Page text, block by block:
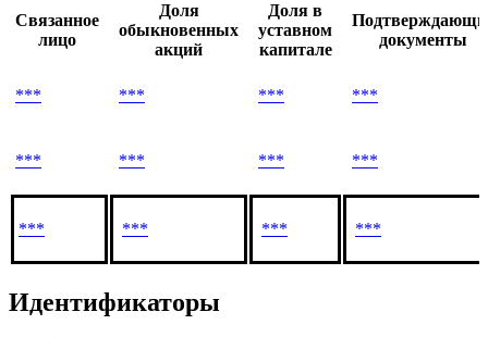
Связанное
лицо
Доля
обыкновенных
акций
Доля в
уставном
капитале
документы
*** *** *** ***
*** *** *** ***
*** *** *** ***
Идентификаторы